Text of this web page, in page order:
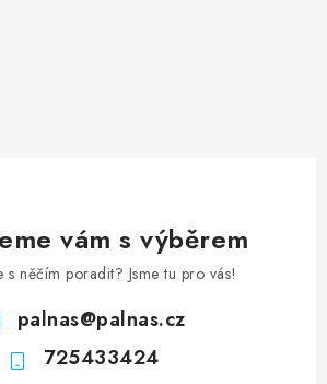
vám s výběrem
s něčím poradit? Jsme tu pro vás!
palnas@palnas.cz
725433424